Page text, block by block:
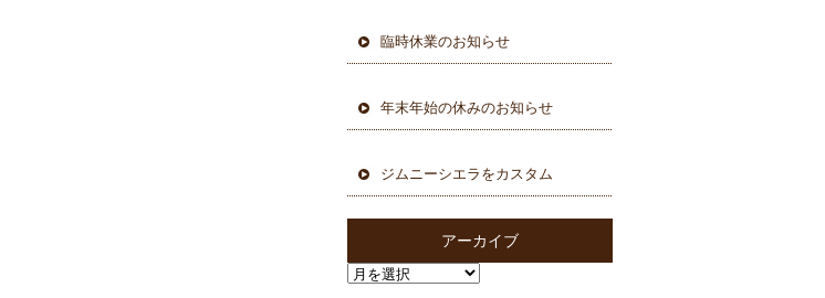
臨時休業のお知らせ
年末年始の休みのお知らせ
ジムニーシエラをカスタム
アーカイブ